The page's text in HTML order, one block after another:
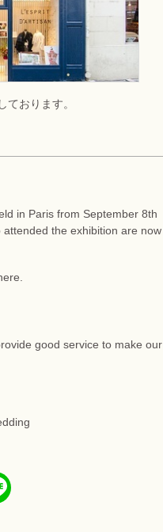
おります。
in Paris from September 8th
the exhibition are now
good service to make our